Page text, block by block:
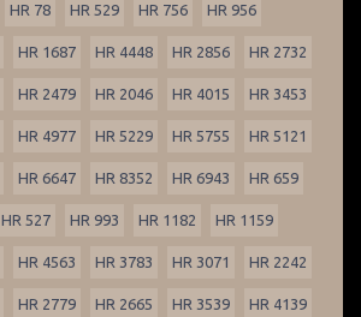
HR 78 HR 529 HR 756 HR 956
HR 1687 HR 4448 HR 2856 HR 2732
HR 2479 HR 2046 HR 4015 HR 3453
HR 4977 HR 5229 HR 5755 HR 5121
HR 6647 HR 8352 HR 6943 HR 659
HR 527 HR 993 HR 1182 HR 1159
HR 4563 HR 3783 HR 3071 HR 2242
HR 2779 HR 2665 HR 3539 HR 4139